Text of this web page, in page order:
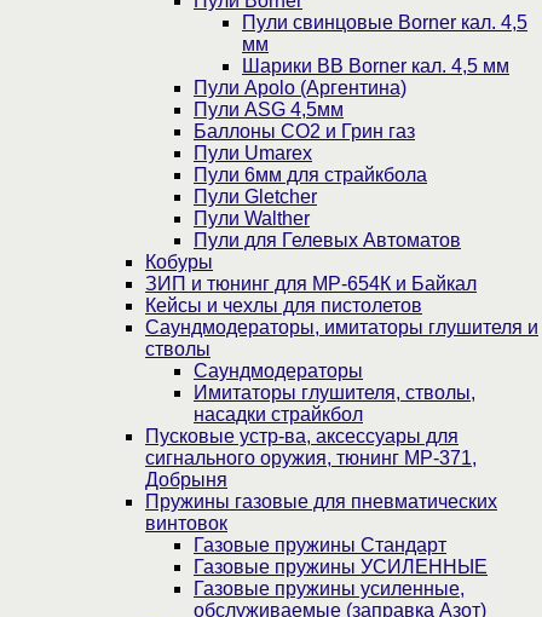
Пули свинцовые Borner кал. 4,5
мм
Шарики BB Borner кал. 4,5 мм
Пули Apolo (Аргентина)
Пули ASG 4,5мм
Баллоны CO2 и Грин газ
Пули Umarex
Пули 6мм для страйкбола
Пули Gletcher
Пули Walther
Пули для Гелевых Автоматов
Кобуры
ЗИП и тюнинг для МР-654К и Байкал
Кейсы и чехлы для пистолетов
Саундмодераторы, имитаторы глушителя и
стволы
Саундмодераторы
Имитаторы глушителя, стволы,
насадки страйкбол
Пусковые устр-ва, аксессуары для
сигнального оружия, тюнинг МР-371,
Добрыня
Пружины газовые для пневматических
винтовок
Газовые пружины Стандарт
Газовые пружины УСИЛЕННЫЕ
Газовые пружины усиленные,
обслуживаемые (заправка Азот)